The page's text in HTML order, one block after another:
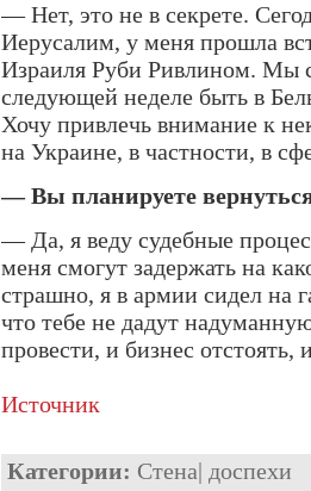
— Нет, это не в секрете.
Иерусалим, у меня прошла
Израиля Руби Ривлином. Мы
следующей неделе быть в
Хочу привлечь внимание к
на Украине, в частности, в
— Вы планируете
— Да, я веду судебные
меня смогут задержать на
страшно, я в армии сидел на
что тебе не дадут
провести, и бизнес отстоять,
Источник
Категории: Стена| доспехи